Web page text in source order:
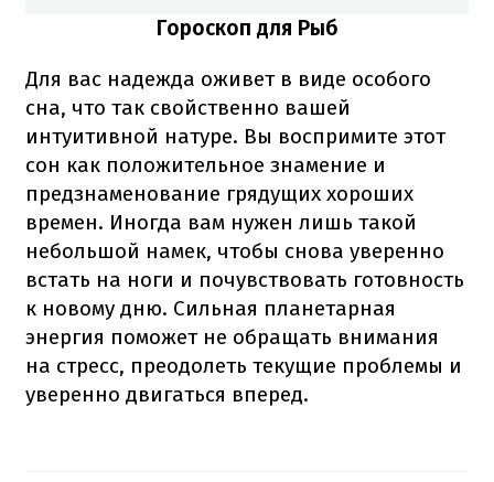
Гороскоп для Рыб
Для вас надежда оживет в виде особого
сна, что так свойственно вашей
интуитивной натуре. Вы воспримите этот
сон как положительное знамение и
предзнаменование грядущих хороших
времен. Иногда вам нужен лишь такой
небольшой намек, чтобы снова уверенно
встать на ноги и почувствовать готовность
к новому дню. Сильная планетарная
энергия поможет не обращать внимания
на стресс, преодолеть текущие проблемы и
уверенно двигаться вперед.